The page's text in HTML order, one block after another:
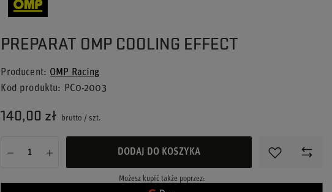
PREPARAT OMP COOLING EFFECT
Producent
OMP Racing
Kod produktu
PC0-2003
140,00 zł brutto / szt.
DODAJ DO KOSZYKA
Możesz kupić także poprzez: